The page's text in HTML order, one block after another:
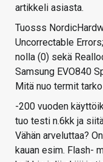
artikkeli asiasta.
Tuosss
Uncorrectable
nolla (0) sekä
Samsung EVO840
Mitä nuo termit
-200 vuoden
tuo testi n.6kk ja
Vähän arveluttaa?
kauan esim. Flash-